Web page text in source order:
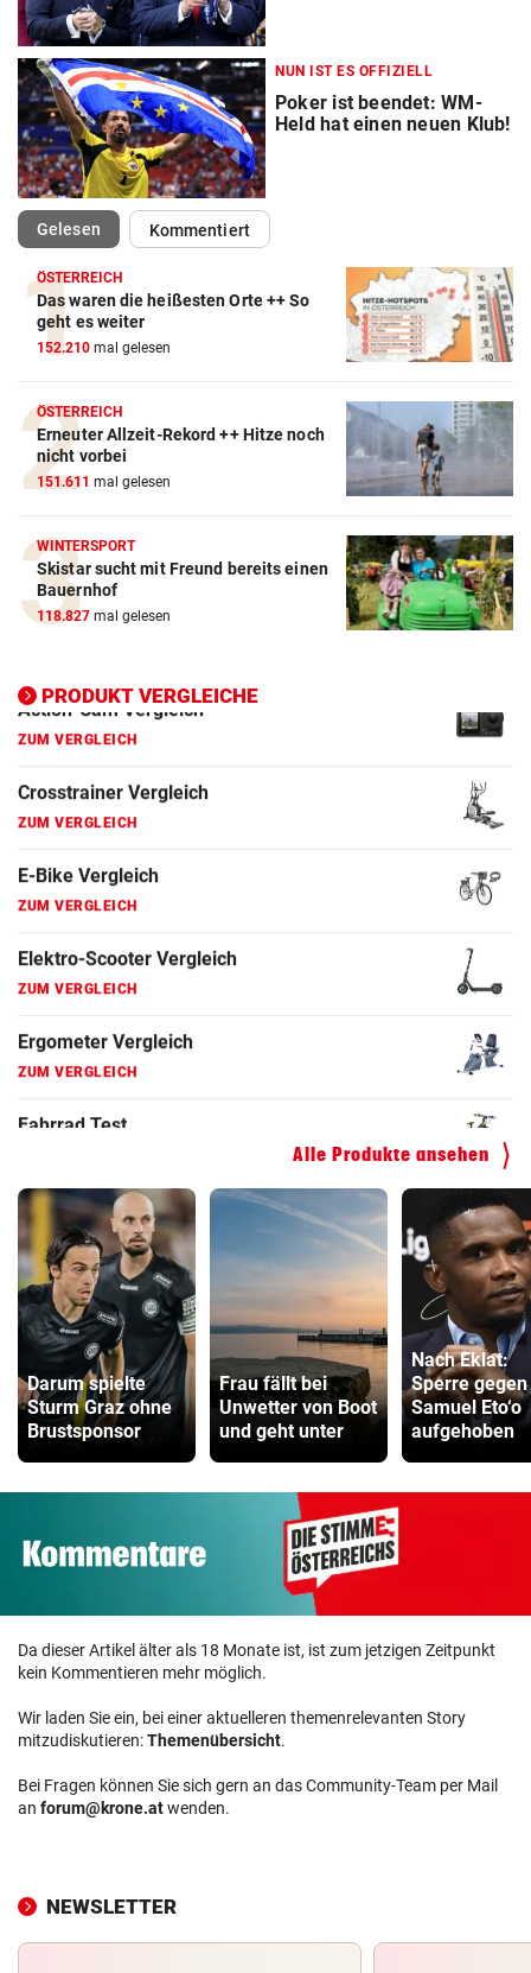
NUN IST ES OFFIZIELL
Poker ist beendet: WM-
Held hat einen neuen Klub!
Gelesen(ausgewählt)Kommentiert
ÖSTERREICH
Das waren die heißesten Orte ++ So
geht es weiter
152.210 mal gelesen
ÖSTERREICH
Erneuter Allzeit-Rekord ++ Hitze noch
nicht vorbei
151.611 mal gelesen
WINTERSPORT
Skistar sucht mit Freund bereits einen
Bauernhof
118.827 mal gelesen
PRODUKT VERGLEICHE
Action-Cam Vergleich
ZUM VERGLEICH
Crosstrainer Vergleich
E-Bike Vergleich
ZUM VERGLEICH
Ergometer Vergleich
ZUM VERGLEICH
Fahrrad Test
ZUM VERGLEICH
Fahrradanhänger Vergleich
ZUM VERGLEICH
Faszienrolle Vergleich
ZUM VERGLEICH
Hoverboard Vergleich
ZUM VERGLEICH
Kinderfahrrad Vergleich
Alle Produkte ansehen
Darum spielte
Sturm Graz ohne
Brustsponsor
Frau fällt bei
Unwetter von Boot
und geht unter
Nach Eklat:
Sperre gegen
Samuel Eto‘o
aufgehoben
Da dieser Artikel älter als 18 Monate ist, ist zum jetzigen Zeitpunkt
kein Kommentieren mehr möglich.
Wir laden Sie ein, bei einer aktuelleren themenrelevanten Story
mitzudiskutieren:Themenübersicht.
Bei Fragen können Sie sich gern an das Community-Team per Mail
an forum@krone.atwenden.
NEWSLETTER